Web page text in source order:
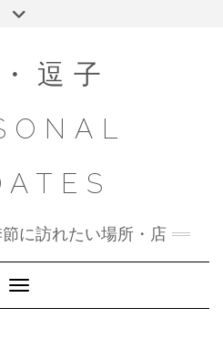
逗子
に訪れたい場所・店
Toggle Navigation